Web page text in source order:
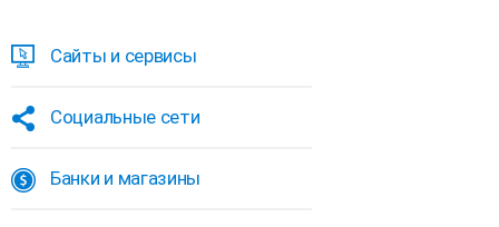
Сайты и сервисы
Социальные сети
Банки и магазины